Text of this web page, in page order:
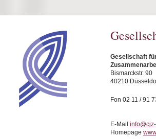
Gesellschaft
Bismarckstr. 90
40210
Fon 02 11 / 91
E-Mail
Homepage